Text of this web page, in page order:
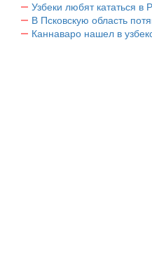
Узбеки любят кататься в
В Псковскую область
Каннаваро нашел в